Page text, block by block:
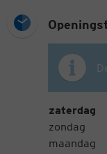
Weekdag
zaterdag
zondag
maandag